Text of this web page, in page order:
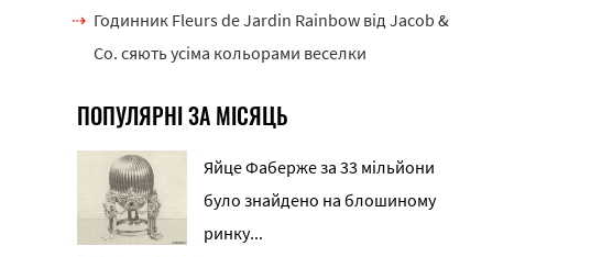
Годинник Fleurs de Jardin Rainbow від Jacob &
Co. сяють усіма кольорами веселки
ПОПУЛЯРНІ ЗА МІСЯЦЬ
Яйце Фаберже за 33 мільйони
було знайдено на блошиному
ринку...